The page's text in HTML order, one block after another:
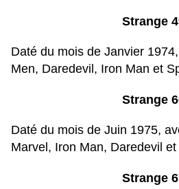
Strange
Daté du mois de Janvier
Men, Daredevil, Iron Man et
Strange
Daté du mois de Juin 1975,
Marvel, Iron Man, Daredevil
Strange